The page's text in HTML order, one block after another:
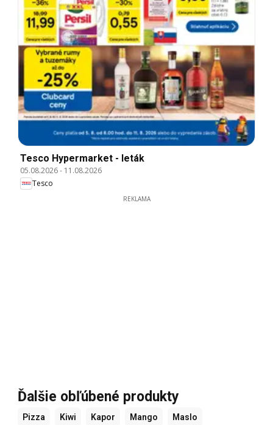
Tesco Hypermarket - leták
05.08.2026- 11.08.2026
Tesco
REKLAMA
Ďalšie obľúbené produkty
Pizza Kiwi Kapor Mango Maslo